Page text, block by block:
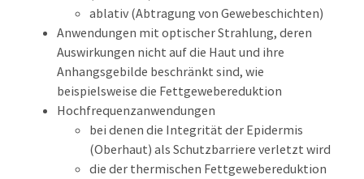
ablativ (Abtragung von Gewebeschichten)
Anwendungen mit optischer Strahlung, deren
Auswirkungen nicht auf die Haut und ihre
Anhangsgebilde beschränkt sind, wie
beispielsweise die Fettgewebereduktion
Hochfrequenzanwendungen
bei denen die Integrität der Epidermis
(Oberhaut) als Schutzbarriere verletzt wird
die der thermischen Fettgewebereduktion